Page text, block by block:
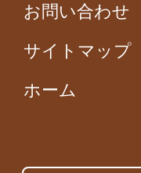
お問い合わせ
サイトマップ
ホーム